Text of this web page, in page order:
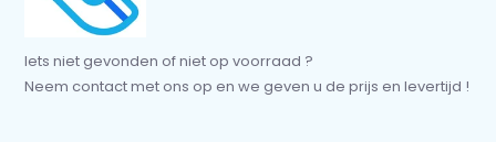
Iets niet gevonden of niet op voorraad ?
Neem contact met ons op en we geven u de prijs en levertijd !